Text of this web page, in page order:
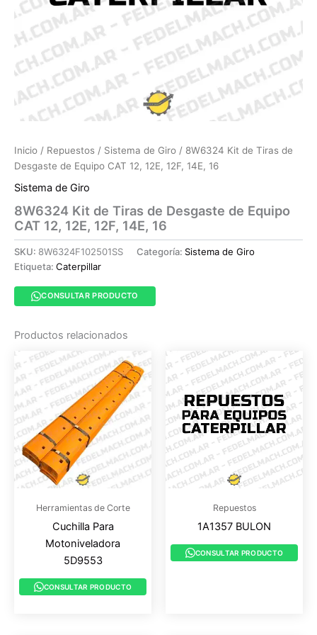
Inicio / Repuestos / Sistema de Giro / 8W6324 Kit de Tiras de
Desgaste de Equipo CAT 12, 12E, 12F, 14E, 16
Sistema de Giro
8W6324 Kit de Tiras de Desgaste de Equipo
CAT 12, 12E, 12F, 14E, 16
SKU: 8W6324F102501SS Categoría: Sistema de Giro
Etiqueta: Caterpillar
CONSULTAR PRODUCTO
Productos relacionados
Herramientas de Corte
Cuchilla Para
Motoniveladora
5D9553
CONSULTAR PRODUCTO
Repuestos
1A1357 BULON
CONSULTAR PRODUCTO